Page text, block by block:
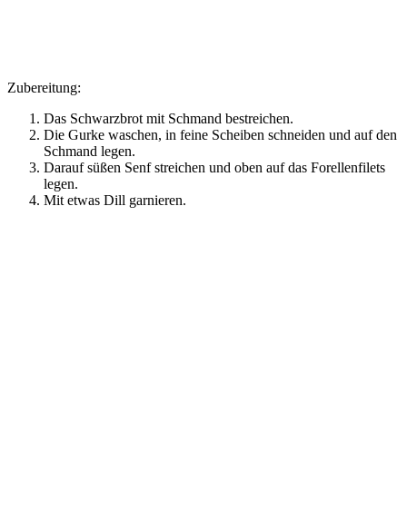
Zubereitung:
Das Schwarzbrot mit Schmand bestreichen.
Die Gurke waschen, in feine Scheiben schneiden und auf den
Schmand legen.
Darauf süßen Senf streichen und oben auf das Forellenfilets
legen.
Mit etwas Dill garnieren.